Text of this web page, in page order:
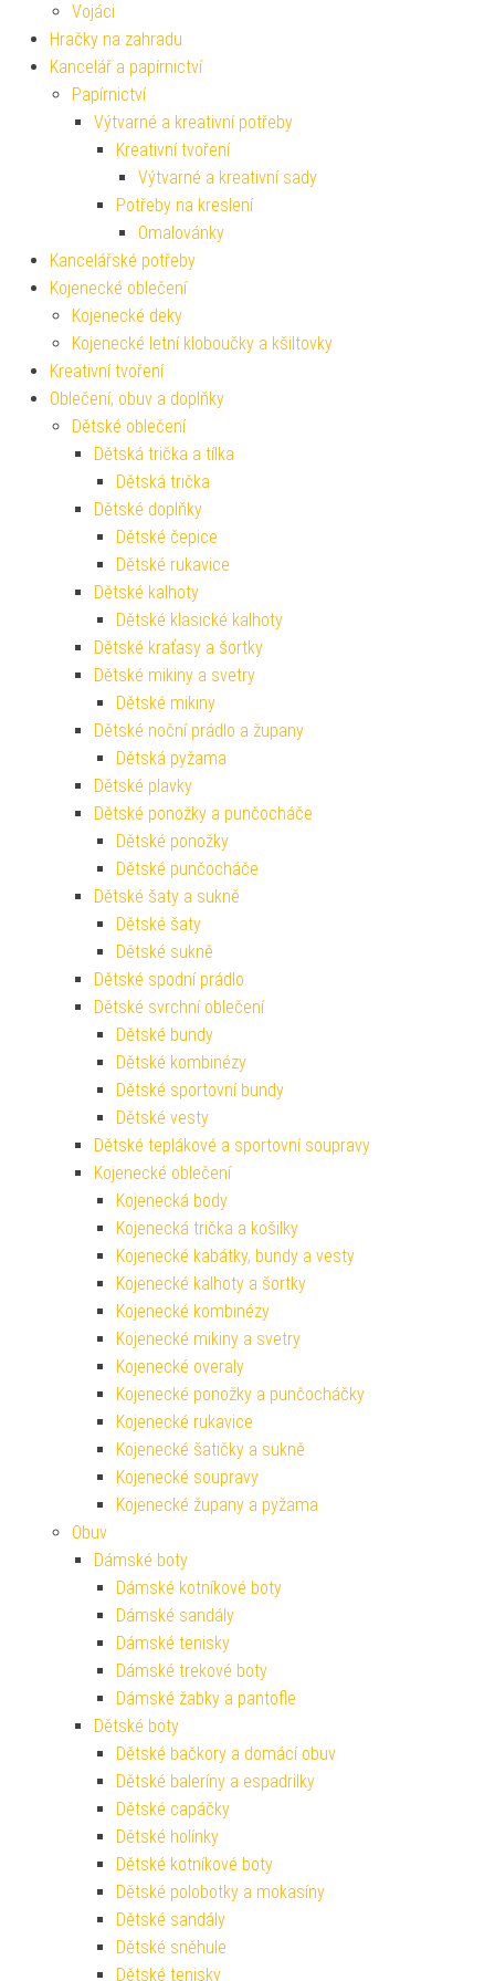
Vojáci
Hračky na zahradu
Kancelář a papírnictví
Papírnictví
Výtvarné a kreativní potřeby
Kreativní tvoření
Výtvarné a kreativní sady
Potřeby na kreslení
Omalovánky
Kancelářské potřeby
Kojenecké oblečení
Kojenecké deky
Kojenecké letní kloboučky a kšiltovky
Kreativní tvoření
Oblečení, obuv a doplňky
Dětské oblečení
Dětská trička a tílka
Dětská trička
Dětské doplňky
Dětské čepice
Dětské rukavice
Dětské kalhoty
Dětské klasické kalhoty
Dětské kraťasy a šortky
Dětské mikiny a svetry
Dětské mikiny
Dětské noční prádlo a župany
Dětská pyžama
Dětské plavky
Dětské ponožky a punčocháče
Dětské ponožky
Dětské punčocháče
Dětské šaty a sukně
Dětské šaty
Dětské sukně
Dětské spodní prádlo
Dětské svrchní oblečení
Dětské bundy
Dětské kombinézy
Dětské sportovní bundy
Dětské vesty
Dětské teplákové a sportovní soupravy
Kojenecké oblečení
Kojenecká body
Kojenecká trička a košilky
Kojenecké kabátky, bundy a vesty
Kojenecké kalhoty a šortky
Kojenecké kombinézy
Kojenecké mikiny a svetry
Kojenecké overaly
Kojenecké ponožky a punčocháčky
Kojenecké rukavice
Kojenecké šatičky a sukně
Kojenecké soupravy
Kojenecké župany a pyžama
Obuv
Dámské boty
Dámské kotníkové boty
Dámské sandály
Dámské tenisky
Dámské trekové boty
Dámské žabky a pantofle
Dětské boty
Dětské bačkory a domácí obuv
Dětské baleríny a espadrilky
Dětské capáčky
Dětské holínky
Dětské kotníkové boty
Dětské polobotky a mokasíny
Dětské sandály
Dětské sněhule
Dětské tenisky